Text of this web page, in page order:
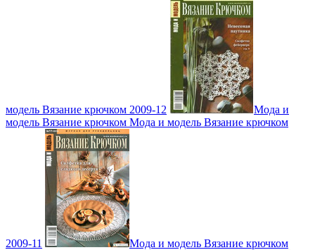
модель Вязание крючком 2009-12
Мода и
модель Вязание крючком Мода и модель Вязание крючком
2009-11 Мода и модель Вязание крючком